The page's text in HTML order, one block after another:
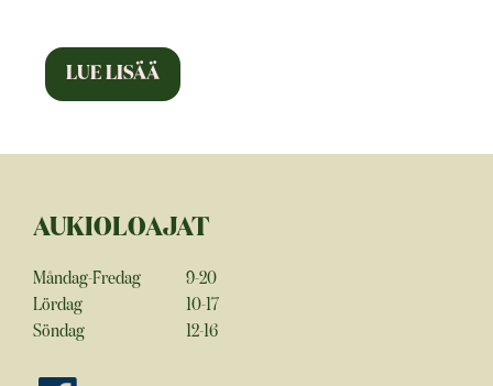
AUKIOLOAJAT
Måndag-Fredag
9-20
Lördag
10-17
Söndag
12-16